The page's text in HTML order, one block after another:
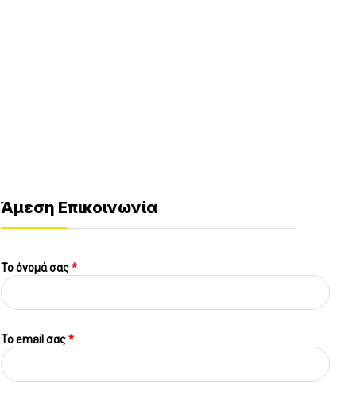
Άμεση Επικοινωνία
Το όνομά σας*
To email σας*